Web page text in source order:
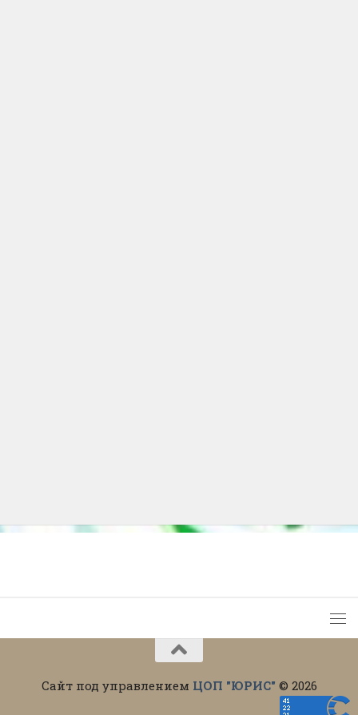
Сайт под управлением ЦОП "ЮРИС" © 2026